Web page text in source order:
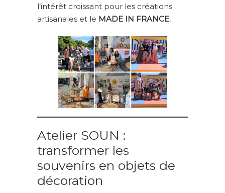
l’intérêt croissant pour les créations
artisanales et le MADE IN FRANCE.
Atelier SOUN :
transformer les
souvenirs en objets de
décoration